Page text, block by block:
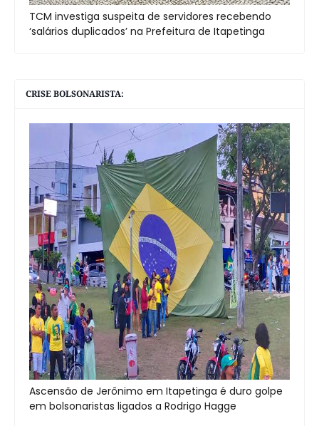
TCM investiga suspeita de servidores recebendo
‘salários duplicados’ na Prefeitura de Itapetinga
CRISE BOLSONARISTA:
Ascensão de Jerônimo em Itapetinga é duro golpe
em bolsonaristas ligados a Rodrigo Hagge